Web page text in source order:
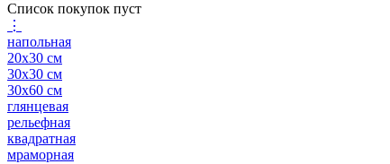
Список покупок пуст
⋮
напольная
20x30 см
30x30 см
30x60 см
глянцевая
рельефная
квадратная
мраморная